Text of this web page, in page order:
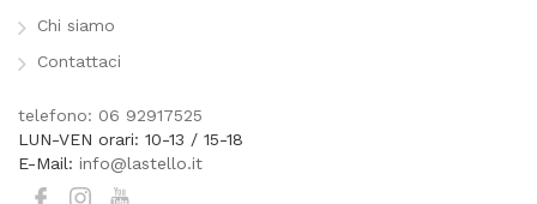
Chi siamo
Contattaci
telefono: 06 92917525
LUN-VEN orari: 10-13 / 15-18
E-Mail: info@lastello.it